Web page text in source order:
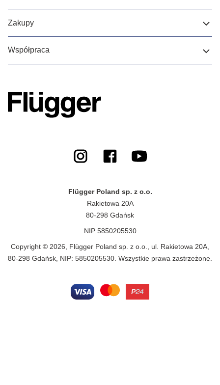
Zakupy
Współpraca
Flügger Poland sp. z o.o.
Rakietowa 20A
80-298 Gdańsk
NIP 5850205530
Copyright © 2026, Flügger Poland sp. z o.o., ul. Rakietowa 20A,
80-298 Gdańsk, NIP: 5850205530. Wszystkie prawa zastrzeżone.